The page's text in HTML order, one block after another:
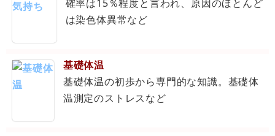
確率は15％程度と言われ、原因のほとんど
は染色体異常など
基礎体温
基礎体温の初歩から専門的な知識。基礎体
温測定のストレスなど